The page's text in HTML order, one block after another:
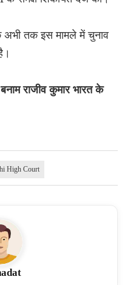
अभी तक इस मामले में चुनाव
राजीव कुमार भारत के
High Court